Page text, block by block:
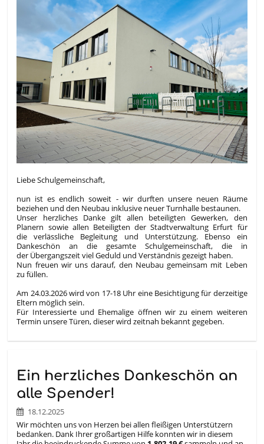
Liebe Schulgemeinschaft,
nun ist es endlich soweit - wir durften unsere neuen Räume
beziehen und den Neubau inklusive neuer Turnhalle bestaunen.
Unser herzliches Danke gilt allen beteiligten Gewerken, den
Planern sowie allen Beteiligten der Stadtverwaltung Erfurt für
die verlässliche Begleitung und Unterstützung. Ebenso ein
Dankeschön an die gesamte Schulgemeinschaft, die in
der Übergangszeit viel Geduld und Verständnis gezeigt haben.
Nun freuen wir uns darauf, den Neubau gemeinsam mit Leben
zu füllen.
Am 24.03.2026 wird von 17-18 Uhr eine Besichtigung für derzeitige
Eltern möglich sein.
Für Interessierte und Ehemalige öffnen wir zu einem weiteren
Termin unsere Türen, dieser wird zeitnah bekannt gegeben.
Ein herzliches Dankeschön an
alle Spender!
18.12.2025
Wir möchten uns von Herzen bei allen fleißigen Unterstützern
bedanken. Dank Ihrer großartigen Hilfe konnten wir in diesem